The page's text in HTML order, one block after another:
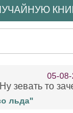
05-
льда"